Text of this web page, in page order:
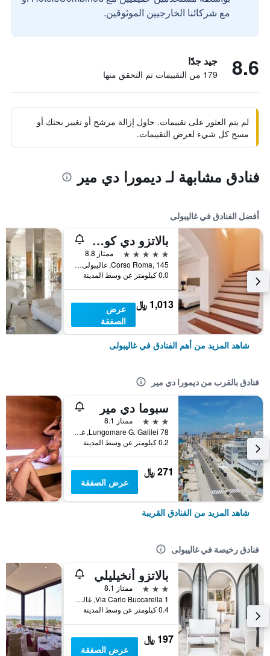
مع شركائنا الخارجيين الموثوقين.
8.6 جيد جدًا
179 من التقييمات تم التحقق منها
لم يتم العثور على تقييمات. حاول إزالة مرشح أو تغيير بحثك أو
مسح كل شيء لعرض التقييمات.
فنادق مشابهة لـ ديمورا دي مير
أفضل الفنادق في غاليبولى
بالاتزو دي كورسو
5 نجوم
ممتاز 8.8
Corso Roma, 145, غاليبولى, مقاطعة ليتشي, إيطاليا
0.0 كيلومتر عن وسط المدينة
1,013 ﷼
عرض
الصفقة
شاهد المزيد من أهم الفنادق في غاليبولى
فنادق بالقرب من ديمورا دي مير
سبوما دي مير
3 نجوم
ممتاز 8.1
Lungomare G. Galilei 78, غاليبولى, مقاطعة ليتشي, إيطاليا
0.2 كيلومتر عن وسط المدينة
271 ﷼
عرض الصفقة
شاهد المزيد من الفنادق القريبة
فنادق رخيصة في غاليبولى
بالاتزو أنخيليلي
3 نجوم
ممتاز 8.1
Via Carlo Buccarella 1, غاليبولى, مقاطعة ليتشي, إيطاليا
0.4 كيلومتر عن وسط المدينة
197 ﷼
عرض الصفقة